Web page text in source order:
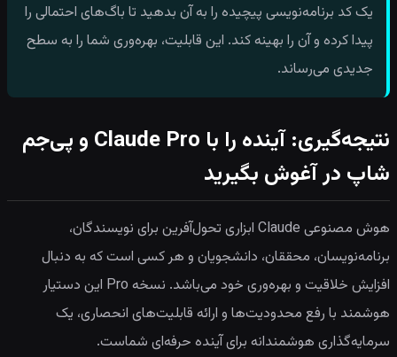
یک کد برنامه‌نویسی پیچیده را به آن بدهید تا باگ‌های احتمالی را
پیدا کرده و آن را بهینه کند. این قابلیت، بهره‌وری شما را به سطح
جدیدی می‌رساند.
نتیجه‌گیری: آینده را با Claude Pro و پی‌جم
شاپ در آغوش بگیرید
هوش مصنوعی Claude ابزاری تحول‌آفرین برای نویسندگان،
برنامه‌نویسان، محققان، دانشجویان و هر کسی است که به دنبال
افزایش خلاقیت و بهره‌وری خود می‌باشد. نسخه Pro این دستیار
هوشمند با رفع محدودیت‌ها و ارائه قابلیت‌های انحصاری، یک
سرمایه‌گذاری هوشمندانه برای آینده حرفه‌ای شماست.